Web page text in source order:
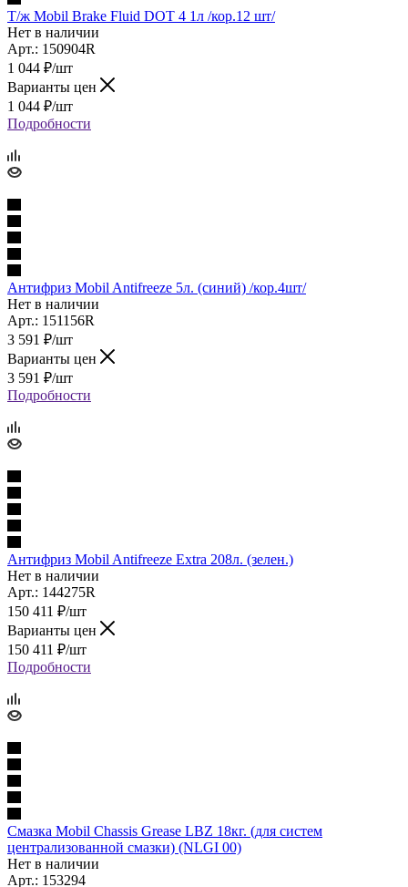
Т/ж Mobil Brake Fluid DOT 4 1л /кор.12 шт/
Нет в наличии
Арт.: 150904R
1 044 ₽/шт
Варианты цен
1 044 ₽/шт
Подробности
Антифриз Mobil Antifreezе 5л. (синий) /кор.4шт/
Нет в наличии
Арт.: 151156R
3 591 ₽/шт
Варианты цен
3 591 ₽/шт
Подробности
Антифриз Mobil Antifreezе Extra 208л. (зелен.)
Нет в наличии
Арт.: 144275R
150 411 ₽/шт
Варианты цен
150 411 ₽/шт
Подробности
Смазка Mobil Сhassis Grease LBZ 18кг. (для систем
централизованной смазки) (NLGI 00)
Нет в наличии
Арт.: 153294